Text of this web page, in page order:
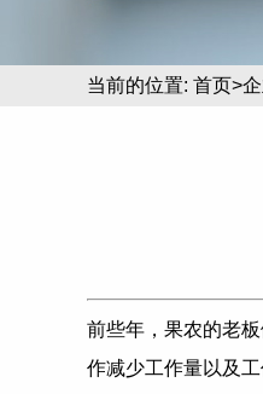
当前的位置: 首页>
前些年，果农的老
作减少工作量以及